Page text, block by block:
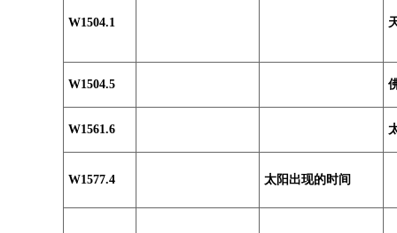
W1504.1
W1504.5
W1561.6
W1577.4 太阳出现的时间